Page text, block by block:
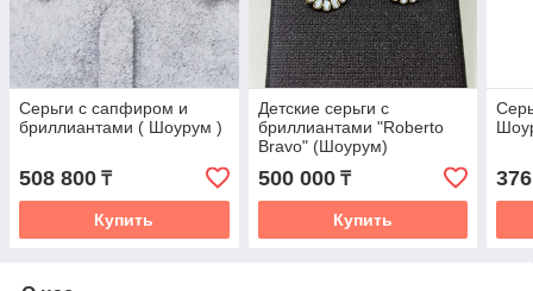
Серьги с сапфиром и
бриллиантами ( Шоурум )
508 800 ₸
Купить
Детские серьги с
бриллиантами "Roberto
Bravo" (Шоурум)
500 000₸
Купить